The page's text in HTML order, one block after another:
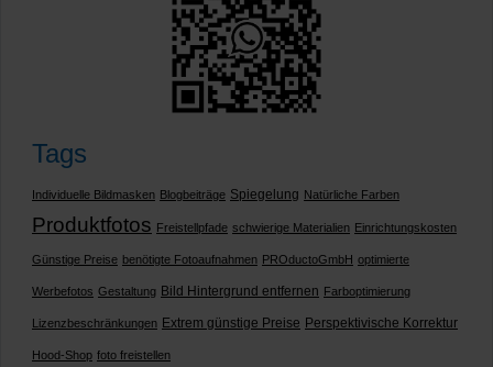
Tags
Individuelle Bildmasken Blogbeiträge Spiegelung Natürliche Farben
Produktfotos Freistellpfade schwierige Materialien Einrichtungskosten
Günstige Preise benötigte Fotoaufnahmen PROductoGmbH optimierte
Werbefotos Gestaltung Bild Hintergrund entfernen Farboptimierung
Lizenzbeschränkungen Extrem günstige Preise Perspektivische Korrektur
Hood-Shop foto freistellen